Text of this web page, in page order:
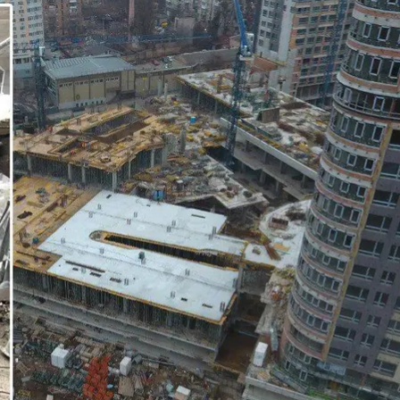
самовольного строительства: в Киеве будут судить подрядчика
Київська міська прокуратура
организации, способствовавший
заключила с Киевской городской
развлекательный и спортивный комплекс с